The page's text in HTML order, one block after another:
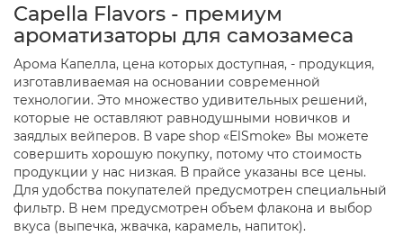
Capella Flavors - премиум
ароматизаторы для самозамеса
Арома Капелла, цена которых доступная, - продукция,
изготавливаемая на основании современной
технологии. Это множество удивительных решений,
которые не оставляют равнодушными новичков и
заядлых вейперов. В vape shop «ElSmoke» Вы можете
совершить хорошую покупку, потому что стоимость
продукции у нас низкая. В прайсе указаны все цены.
Для удобства покупателей предусмотрен специальный
фильтр. В нем предусмотрен объем флакона и выбор
вкуса (выпечка, жвачка, карамель, напиток).